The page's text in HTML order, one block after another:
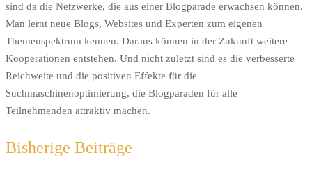
sind da die Netzwerke, die aus einer Blogparade erwachsen können.
Man lernt neue Blogs, Websites und Experten zum eigenen
Themenspektrum kennen. Daraus können in der Zukunft weitere
Kooperationen entstehen. Und nicht zuletzt sind es die verbesserte
Reichweite und die positiven Effekte für die
Suchmaschinenoptimierung, die Blogparaden für alle
Teilnehmenden attraktiv machen.
Bisherige Beiträge